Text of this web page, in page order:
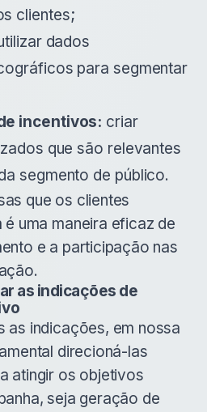
clientes;
dados
para segmentar
incentivos: criar
que são relevantes
segmento de público.
que os clientes
uma maneira eficaz de
e a participação nas
as indicações de
as indicações, em nossa
direcioná-las
atingir os objetivos
seja geração de